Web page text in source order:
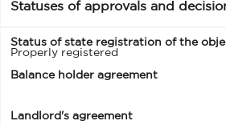
Statuses of approvals and
Status of state registration of the
Properly registered
Balance holder agreement
Landlord's agreement